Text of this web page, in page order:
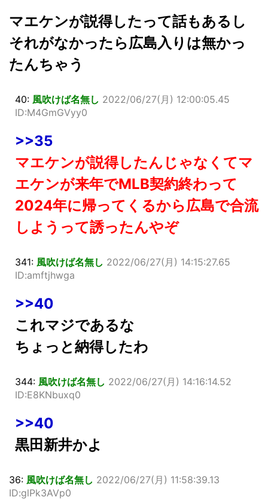
マエケンが説得したって話もあるし
それがなかったら広島入りは無かっ
たんちゃう
40: 風吹けば名無し 2022/06/27(月) 12:00:05.45
ID:M4GmGVyy0
>>35
マエケンが説得したんじゃなくてマ
エケンが来年でMLB契約終わって
2024年に帰ってくるから広島で合流
しようって誘ったんやぞ
341: 風吹けば名無し 2022/06/27(月) 14:15:27.65
ID:amftjhwga
>>40
これマジであるな
ちょっと納得したわ
344: 風吹けば名無し 2022/06/27(月) 14:16:14.52
ID:E8KNbuxq0
>>40
黒田新井かよ
36: 風吹けば名無し 2022/06/27(月) 11:58:39.13
ID:glPk3AVp0